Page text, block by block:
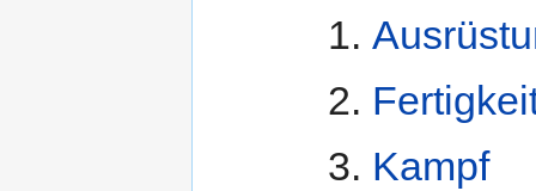
Kampf